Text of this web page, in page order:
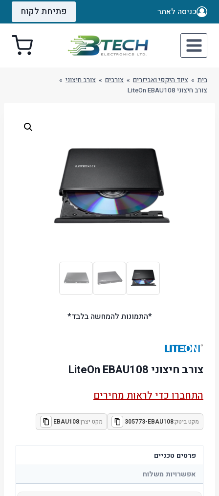
Skip
כניסה לאתר פתיחת לקוח
בית » ציוד היקפי ואביזרים » צורבים » צורב חיצוני »
צורב חיצוני LiteOn EBAU108
*התמונות להמחשה בלבד*
צורב חיצוני LiteOn EBAU108
התחברו כדי לראות מחירים
מקט ביטק:305773-EBAU108 מקט יצרן:EBAU108
פרטים טכניים
אפשרויות משלוח